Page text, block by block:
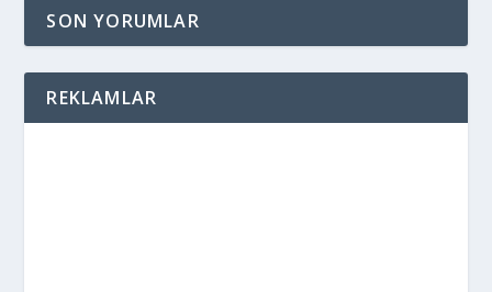
SON YORUMLAR
REKLAMLAR